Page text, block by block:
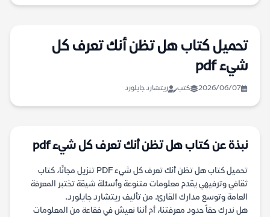
تحميل كتاب هل تظن أنك تعرف كل
شيء pdf
2026/06/07 كتب ريتشارد جايلورد
نبذة عن كتاب هل تظن أنك تعرف كل شيء pdf
تحميل كتاب هل تظن أنك تعرف كل شيء PDF تنزيل مجانًا، كتاب
ثقافي وترفيهي يقدم معلومات متنوعة وأسئلة شيقة تختبر المعرفة
العامة وتوسع مدارك القارئ. من تأليف ريتشارد جايلورد.
هل ندرك حقاً حدود معرفتنا، أم أننا نعيش في فقاعة من المعلومات